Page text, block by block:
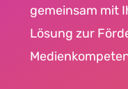
gemeinsam mit
Lösung zur